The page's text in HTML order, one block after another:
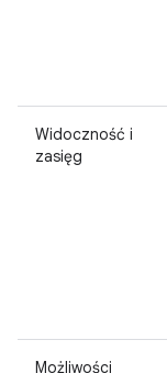
Widoczność i
zasięg
Możliwości